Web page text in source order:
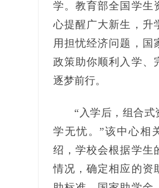
学。教育部全国学生
心提醒广大新生，升
用担忧经济问题，国
政策助你顺利入学、
逐梦前行。
“入学后，组合式
学无忧。”该中心相
绍，学校会根据学生
情况，确定相应的资